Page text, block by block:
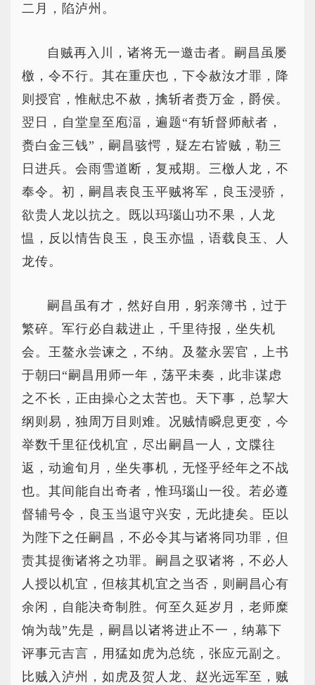
二月，陷泸州。
自贼再入川，诸将无一邀击者。嗣昌虽屡
檄，令不行。其在重庆也，下令赦汝才罪，降
则授官，惟献忠不赦，擒斩者赉万金，爵侯。
翌日，自堂皇至庖湢，遍题“有斩督师献者，
赉白金三钱”，嗣昌骇愕，疑左右皆贼，勒三
日进兵。会雨雪道断，复戒期。三檄人龙，不
奉令。初，嗣昌表良玉平贼将军，良玉浸骄，
欲贵人龙以抗之。既以玛瑙山功不果，人龙
愠，反以情告良玉，良玉亦愠，语载良玉、人
龙传。
嗣昌虽有才，然好自用，躬亲簿书，过于
繁碎。军行必自裁进止，千里待报，坐失机
会。王鳌永尝谏之，不纳。及鳌永罢官，上书
于朝曰“嗣昌用师一年，荡平未奏，此非谋虑
之不长，正由操心之太苦也。天下事，总挈大
纲则易，独周万目则难。况贼情瞬息更变，今
举数千里征伐机宜，尽出嗣昌一人，文牒往
返，动逾旬月，坐失事机，无怪乎经年之不战
也。其间能自出奇者，惟玛瑙山一役。若必遵
督辅号令，良玉当退守兴安，无此捷矣。臣以
为陛下之任嗣昌，不必令其与诸将同功罪，但
责其提衡诸将之功罪。嗣昌之驭诸将，不必人
人授以机宜，但核其机宜之当否，则嗣昌心有
余闲，自能决奇制胜。何至久延岁月，老师糜
饷为哉”先是，嗣昌以诸将进止不一，纳幕下
评事元吉言，用猛如虎为总统，张应元副之。
比贼入泸州，如虎及贺人龙、赵光远军至，贼